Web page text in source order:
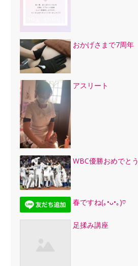
おかげさまで7周年
アスリート
WBC優勝おめでとう
春ですね(｡•ᴗ•｡)♡
足揉み講座